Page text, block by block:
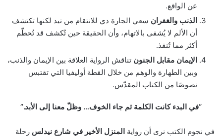
عن الواقع.
الذنب والغفران سعي الجارة دي للانتقام من تيد لكنها تكتشف
أن الألم لا يُشفى بالاتهام، وأن الحقيقة حين تُكشف قد تُحطّم
أكثر مما تُنقذ.
الإيمان مقابل الجنون تناقش الرواية العلاقة بين الإيمان والذنب،
وبين الطهارة والوهم من خلال القطة أوليفيا التي تقتبس
نصوصًا من الكتاب المقدّس.
“في البدء كانت الكلمة ثم جاء الخوف… وظلّ معنا إلى الأبد.”
في نجوم الكتب نرى أن رواية المنزل الأخير في شارع نيدلس رحلة